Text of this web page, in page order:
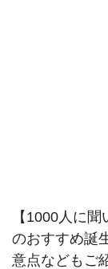
【1000人に
のおすすめ誕
意点などもご